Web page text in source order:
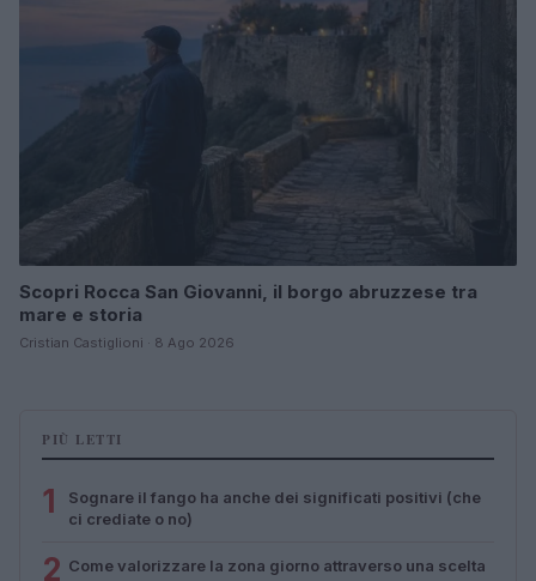
Scopri Rocca San Giovanni, il borgo abruzzese tra
mare e storia
Cristian Castiglioni · 8 Ago 2026
PIÙ LETTI
1
Sognare il fango ha anche dei significati positivi (che
ci crediate o no)
2 Come valorizzare la zona giorno attraverso una scelta